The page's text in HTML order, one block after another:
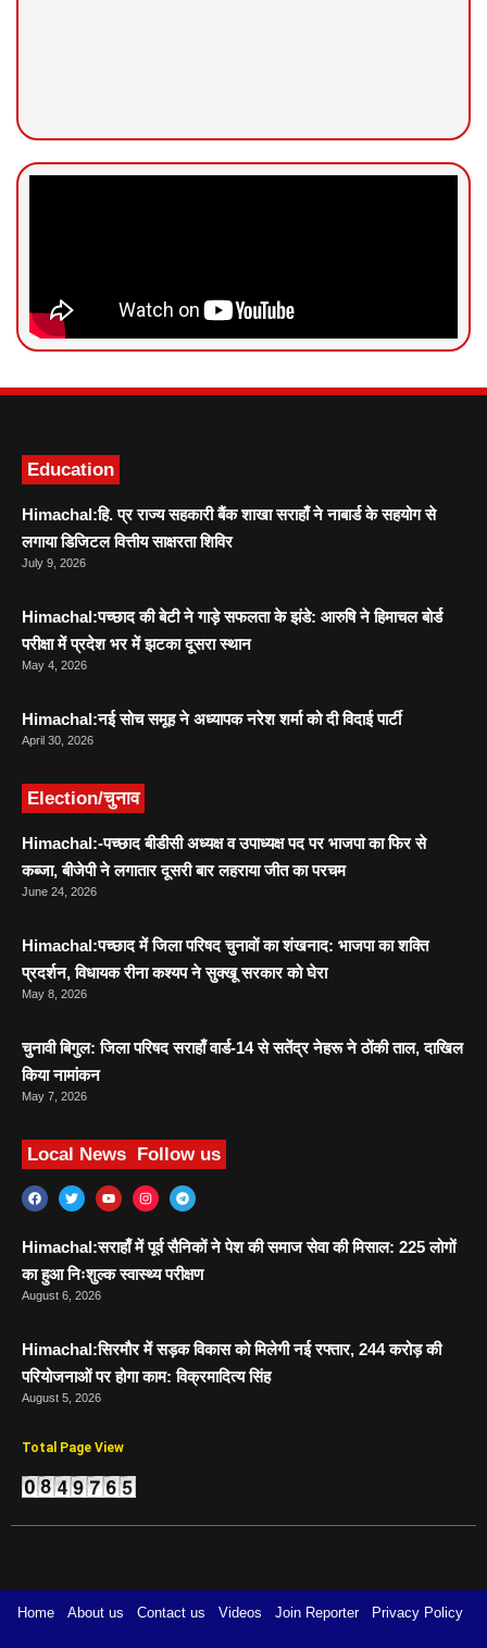
Education
Himachal:हि. प्र राज्य सहकारी बैंक शाखा सराहाँ ने नाबार्ड के सहयोग से
लगाया डिजिटल वित्तीय साक्षरता शिविर
July 9, 2026
Himachal:पच्छाद की बेटी ने गाड़े सफलता के झंडे: आरुषि ने हिमाचल बोर्ड
परीक्षा में प्रदेश भर में झटका दूसरा स्थान
May 4, 2026
Himachal:नई सोच समूह ने अध्यापक नरेश शर्मा को दी विदाई पार्टी
April 30, 2026
Election/चुनाव
Himachal:-पच्छाद बीडीसी अध्यक्ष व उपाध्यक्ष पद पर भाजपा का फिर से
कब्जा, बीजेपी ने लगातार दूसरी बार लहराया जीत का परचम
June 24, 2026
Himachal:पच्छाद में जिला परिषद चुनावों का शंखनाद: भाजपा का शक्ति
प्रदर्शन, विधायक रीना कश्यप ने सुक्खू सरकार को घेरा
May 8, 2026
चुनावी बिगुल: जिला परिषद सराहाँ वार्ड-14 से सतेंद्र नेहरू ने ठोंकी ताल, दाखिल
किया नामांकन
May 7, 2026
Local News Follow us
Himachal:सराहाँ में पूर्व सैनिकों ने पेश की समाज सेवा की मिसाल: 225 लोगों
का हुआ निःशुल्क स्वास्थ्य परीक्षण
August 6, 2026
Himachal:सिरमौर में सड़क विकास को मिलेगी नई रफ्तार, 244 करोड़ की
परियोजनाओं पर होगा काम: विक्रमादित्य सिंह
August 5, 2026
Total Page View
Home About us Contact us Videos Join Reporter Privacy Policy